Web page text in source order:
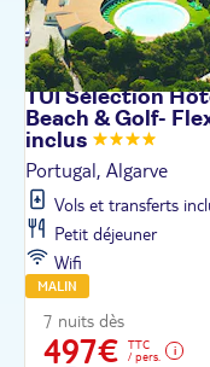
TUI Sélection
Beach & Golf-
inclus
Portugal, Algarve
Vols et transferts
Petit déjeuner
Wifi
MALIN
7 nuits dès
497€
TTC
/ pers.